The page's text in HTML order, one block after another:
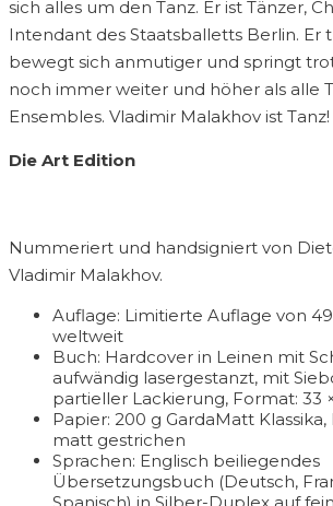
sich alles um den Tanz. Er ist Tänzer,
Intendant des Staatsballetts Berlin. Er
bewegt sich anmutiger und springt
noch immer weiter und höher als alle
Ensembles. Vladimir Malakhov ist Tanz!
Die Art Edition
Nummeriert und handsigniert von
Vladimir Malakhov.
Auflage: Limitierte Auflage von
weltweit
Buch: Hardcover in Leinen mit
aufwändig lasergestanzt, mit
partieller Lackierung, Format: 33
Papier: 200 g GardaMatt
matt gestrichen
Sprachen: Englisch beiliegendes
Übersetzungsbuch (Deutsch,